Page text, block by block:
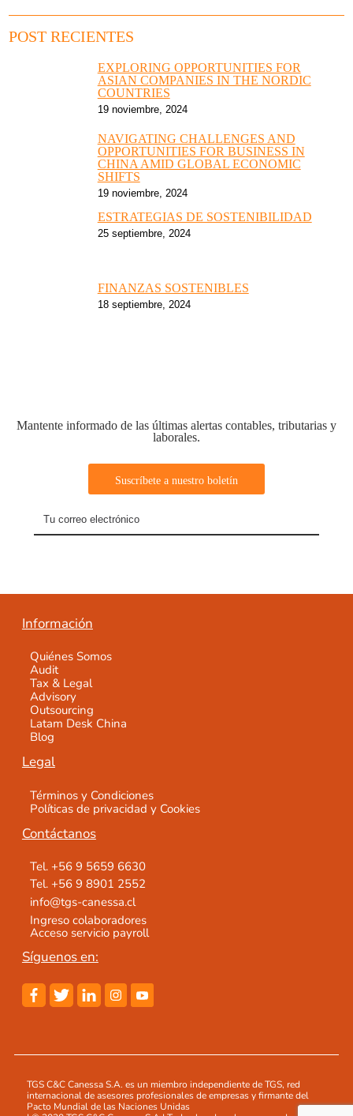
POST RECIENTES
EXPLORING OPPORTUNITIES FOR
ASIAN COMPANIES IN THE NORDIC
COUNTRIES
19 noviembre, 2024
NAVIGATING CHALLENGES AND
OPPORTUNITIES FOR BUSINESS IN
CHINA AMID GLOBAL ECONOMIC
SHIFTS
19 noviembre, 2024
ESTRATEGIAS DE SOSTENIBILIDAD
25 septiembre, 2024
FINANZAS SOSTENIBLES
18 septiembre, 2024
Mantente informado de las últimas alertas contables, tributarias y
laborales.
Información
Quiénes Somos
Audit
Tax & Legal
Advisory
Outsourcing
Latam Desk China
Blog
Legal
Términos y Condiciones
Políticas de privacidad y Cookies
Contáctanos
Tel. +56 9 5659 6630
Tel. +56 9 8901 2552
info@tgs-canessa.cl
Ingreso colaboradores
Acceso servicio payroll
Síguenos en:
TGS C&C Canessa S.A. es un miembro independiente de TGS, red
internacional de asesores profesionales de empresas y firmante del
Pacto Mundial de las Naciones Unidas